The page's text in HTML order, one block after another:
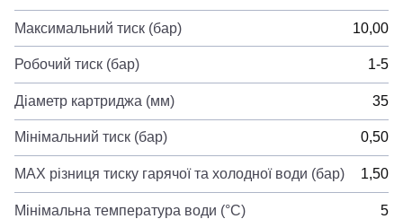
Максимальний тиск (бар) 10,00
Робочий тиск (бар) 1-5
Діаметр картриджа (мм) 35
Мінімальний тиск (бар) 0,50
MAX різниця тиску гарячої та холодної води (бар) 1,50
Мінімальна температура води (°C) 5